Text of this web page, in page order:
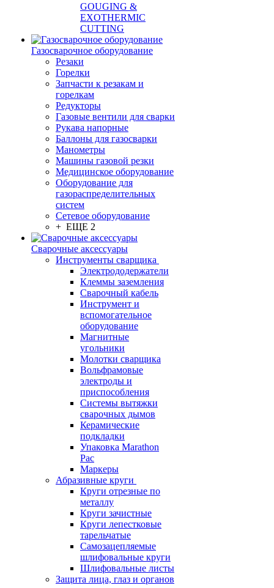
GOUGING &
EXOTHERMIC
CUTTING
Газосварочное оборудование
Резаки
Горелки
Запчасти к резакам и
горелкам
Редукторы
Газовые вентили для сварки
Рукава напорные
Баллоны для газосварки
Манометры
Машины газовой резки
Медицинское оборудование
Оборудование для
газораспределительных
систем
Сетевое оборудование
+ ЕЩЕ 2
Сварочные аксессуары
Инструменты сварщика
Электрододержатели
Клеммы заземления
Сварочный кабель
Инструмент и
вспомогательное
оборудование
Магнитные
угольники
Молотки сварщика
Вольфрамовые
электроды и
приспособления
Системы вытяжки
сварочных дымов
Керамические
подкладки
Упаковка Marathon
Pac
Маркеры
Абразивные круги
Круги отрезные по
металлу
Круги зачистные
Круги лепестковые
тарельчатые
Самозацепляемые
шлифовальные круги
Шлифовальные листы
Защита лица, глаз и органов